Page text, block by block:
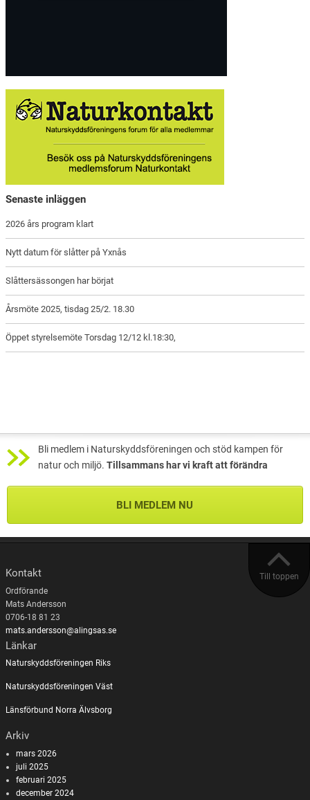
Senaste inläggen
2026 års program klart
Nytt datum för slåtter på Yxnås
Slåttersässongen har börjat
Årsmöte 2025, tisdag 25/2. 18.30
Öppet styrelsemöte Torsdag 12/12 kl.18:30,
Bli medlem i Naturskyddsföreningen och stöd kampen för
natur och miljö. Tillsammans har vi kraft att förändra
BLI MEDLEM NU
Till toppen
Kontakt
Ordförande
Mats Andersson
0706-18 81 23
mats.andersson@alingsas.se
Länkar
Naturskyddsföreningen Riks
Naturskyddsföreningen Väst
Länsförbund Norra Älvsborg
Arkiv
mars 2026
juli 2025
februari 2025
december 2024